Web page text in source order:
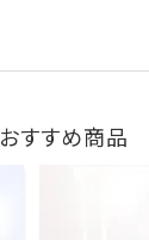
おすすめ商品